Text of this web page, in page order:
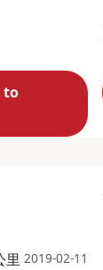
to
里 2019-02-11